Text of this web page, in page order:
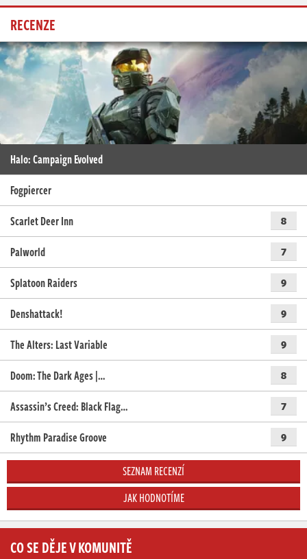
RECENZE
Halo: Campaign Evolved
Fogpiercer
Scarlet Deer Inn
8
Palworld 7
Splatoon Raiders 9
Denshattack! 9
The Alters: Last Variable 9
Doom: The Dark Ages |… 8
Assassin’s Creed: Black Flag… 7
Rhythm Paradise Groove 9
SEZNAM RECENZÍ
JAK HODNOTÍME
CO SE DĚJE V KOMUNITĚ